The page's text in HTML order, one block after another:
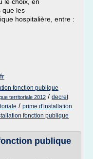
que les
hospitalière, entre :
fonction publique
territoriale 2012 / decret
/ prime d'installation
fonction publique
publique